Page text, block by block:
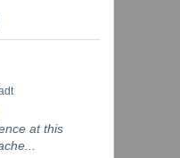
at this